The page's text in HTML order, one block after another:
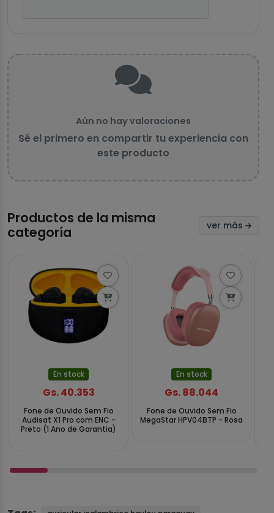
Aún no hay valoraciones
Sé el primero en compartir tu experiencia con
este producto
Productos de la misma
categoría
ver más
En stock
Gs. 40.353
Fone de Ouvido Sem Fio
Audisat X1 Pro com ENC -
Preto (1 Ano de Garantia)
En stock
Gs. 88.044
Fone de Ouvido Sem Fio
MegaStar HPV04BTP - Rosa